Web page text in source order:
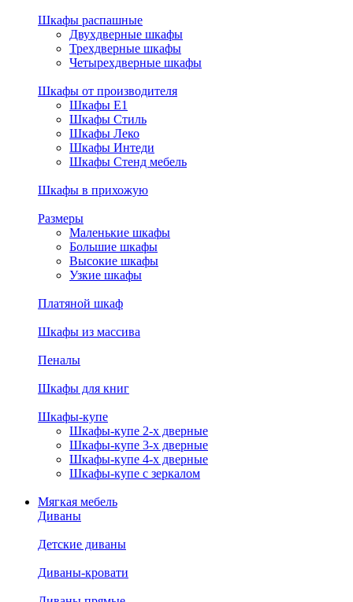
Шкафы распашные
Двухдверные шкафы
Трехдверные шкафы
Четырехдверные шкафы
Шкафы от производителя
Шкафы E1
Шкафы Стиль
Шкафы Леко
Шкафы Интеди
Шкафы Стенд мебель
Шкафы в прихожую
Размеры
Маленькие шкафы
Большие шкафы
Высокие шкафы
Узкие шкафы
Платяной шкаф
Шкафы из массива
Пеналы
Шкафы для книг
Шкафы-купе
Шкафы-купе 2-х дверные
Шкафы-купе 3-х дверные
Шкафы-купе 4-х дверные
Шкафы-купе с зеркалом
Мягкая мебель
Диваны
Детские диваны
Диваны-кровати